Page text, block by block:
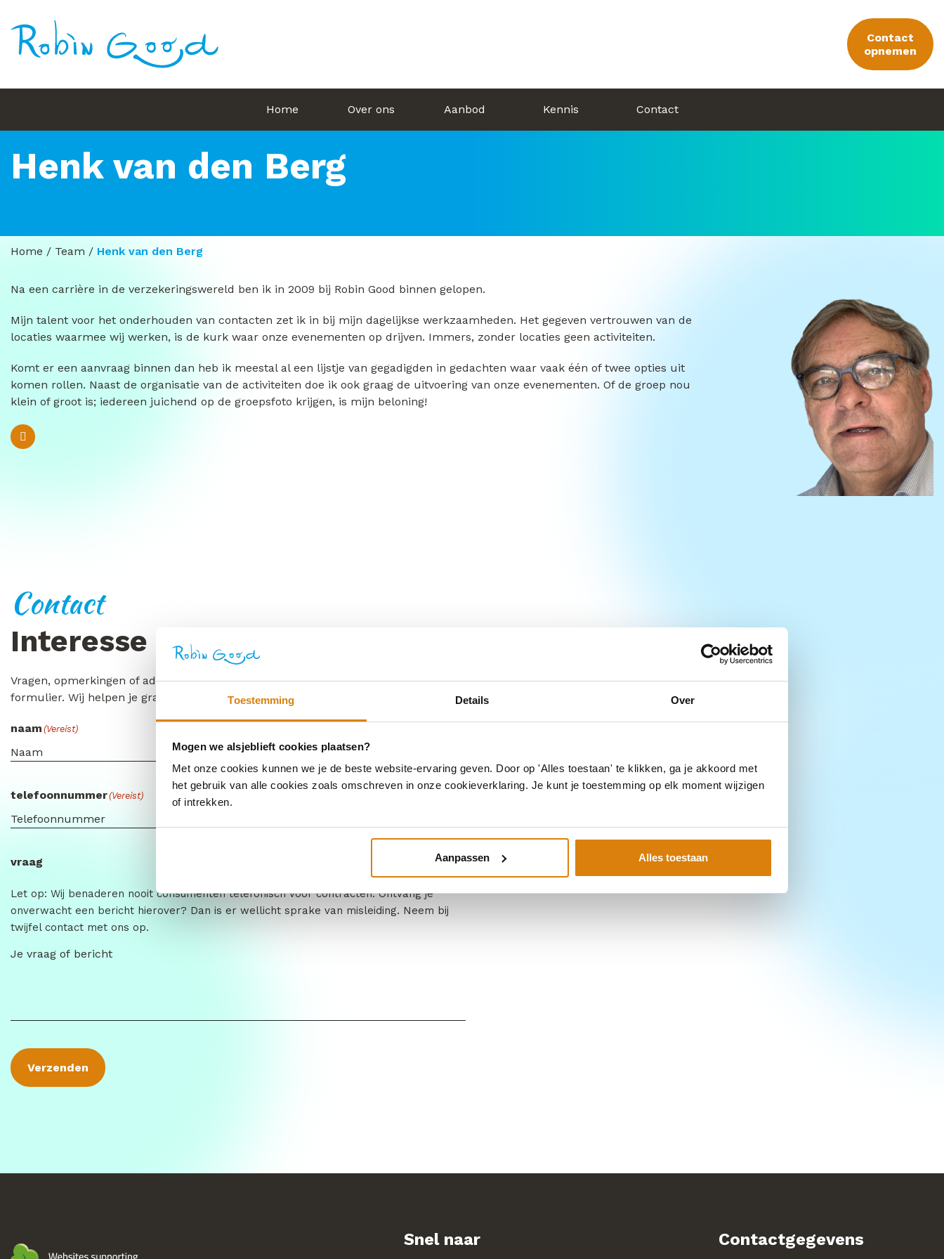
Toestemming Details Over
Mogen we alsjeblieft cookies plaatsen?
Met onze cookies kunnen we je de beste website-ervaring geven. Door op 'Alles toestaan' te klikken, ga je akkoord met
het gebruik van alle cookies zoals omschreven in onze cookieverklaring. Je kunt je toestemming op elk moment wijzigen
of intrekken.
Aanpassen Alles toestaan
Contact
opnemen
Home Over ons Aanbod Kennis Contact
Henk van den Berg
Home / Team / Henk van den Berg
Na een carrière in de verzekeringswereld ben ik in 2009 bij Robin Good binnen gelopen.
Mijn talent voor het onderhouden van contacten zet ik in bij mijn dagelijkse werkzaamheden. Het gegeven vertrouwen van de
locaties waarmee wij werken, is de kurk waar onze evenementen op drijven. Immers, zonder locaties geen activiteiten.
Komt er een aanvraag binnen dan heb ik meestal al een lijstje van gegadigden in gedachten waar vaak één of twee opties uit
komen rollen. Naast de organisatie van de activiteiten doe ik ook graag de uitvoering van onze evenementen. Of de groep nou
klein of groot is; iedereen juichend op de groepsfoto krijgen, is mijn beloning!
Contact
Interesse of vragen?
Vragen, opmerkingen of advies nodig? Laat het ons weten via onderstaand
formulier. Wij helpen je graag verder!
naam (Vereist)
telefoonnummer(Vereist)
vraag
Let op: Wij benaderen nooit consumenten telefonisch voor contracten. Ontvang je
onverwacht een bericht hierover? Dan is er wellicht sprake van misleiding. Neem bij
twijfel contact met ons op.
Snel naar Contactgegevens